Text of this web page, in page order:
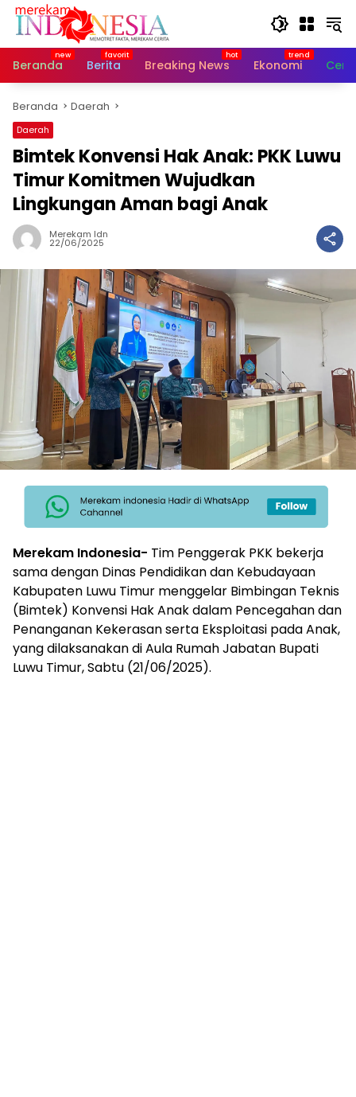
Langsung
Beranda
Berita Breaking News Ekonomi
Beranda Daerah
Daerah
Bimtek Konvensi Hak Anak: PKK Luwu
Timur Komitmen Wujudkan
Lingkungan Aman bagi Anak
Merekam Idn
22/06/2025
Merekam Indonesia- Tim Penggerak PKK bekerja
sama dengan Dinas Pendidikan dan Kebudayaan
Kabupaten Luwu Timur menggelar Bimbingan Teknis
(Bimtek) Konvensi Hak Anak dalam Pencegahan dan
Penanganan Kekerasan serta Eksploitasi pada Anak,
yang dilaksanakan di Aula Rumah Jabatan Bupati
Luwu Timur, Sabtu (21/06/2025).